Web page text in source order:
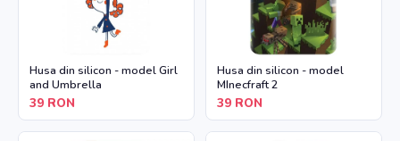
Husa din silicon - model Girl
and Umbrella
39 RON
Husa din silicon - model
MInecfraft 2
39 RON